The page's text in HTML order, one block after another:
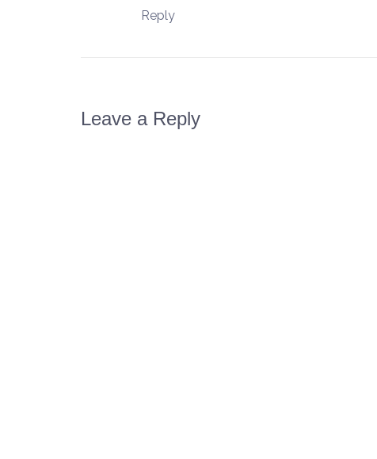
Reply
Leave a Reply